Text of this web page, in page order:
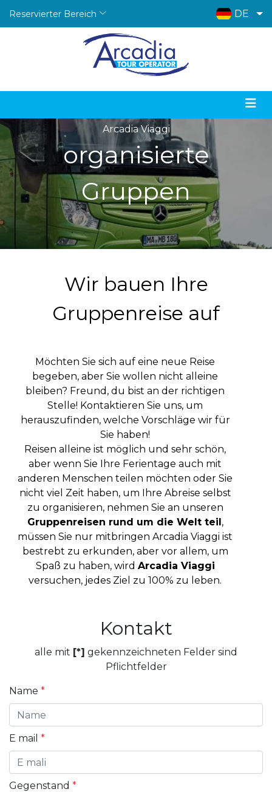
Reservierter Bereich DE
Arcadia Viaggi
organisierte
Gruppen
Wir bauen Ihre
Gruppenreise auf
Möchten Sie sich auf eine neue Reise
begeben, aber Sie wollen nicht alleine
bleiben? Freund, du bist an der richtigen
Stelle! Kontaktieren Sie uns, um
herauszufinden, welche Vorschläge wir für
Sie haben!
Reisen alleine ist möglich und sehr schön,
aber wenn Sie Ihre Ferientage auch mit
anderen Menschen teilen möchten oder Sie
nicht viel Zeit haben, um Ihre Abreise selbst
zu organisieren, nehmen Sie an unseren
Gruppenreisen rund um die Welt teil,
müssen Sie nur mitbringen Arcadia Viaggi ist
bestrebt zu erkunden, aber vor allem, um
Spaß zu haben, wird Arcadia Viaggi
versuchen, jedes Ziel zu 100% zu leben.
Kontakt
alle mit [*] gekennzeichneten Felder sind
Pflichtfelder
Name *
E mail *
Gegenstand *